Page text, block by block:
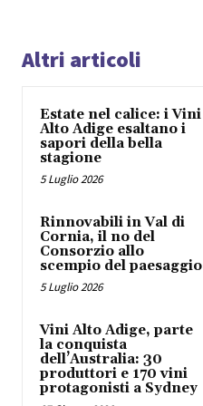
Altri articoli
Estate nel calice: i Vini
Alto Adige esaltano i
sapori della bella
stagione
5 Luglio 2026
Rinnovabili in Val di
Cornia, il no del
Consorzio allo
scempio del paesaggio
5 Luglio 2026
Vini Alto Adige, parte
la conquista
dell’Australia: 30
produttori e 170 vini
protagonisti a Sydney